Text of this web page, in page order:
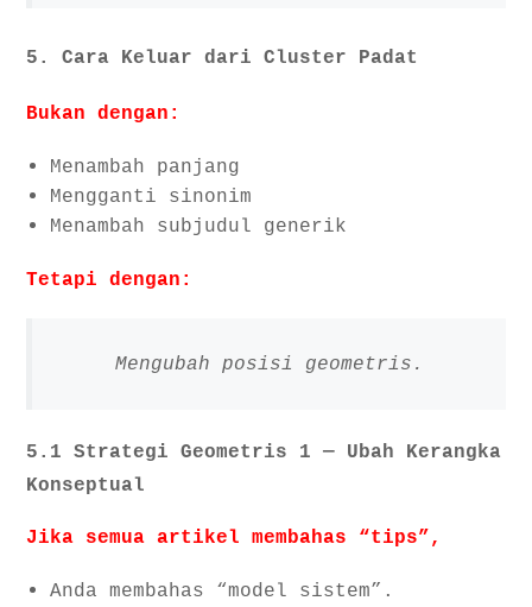
5. Cara Keluar dari Cluster Padat
Bukan dengan:
Menambah panjang
Mengganti sinonim
Menambah subjudul generik
Tetapi dengan:
Mengubah posisi geometris.
5.1 Strategi Geometris 1 — Ubah Kerangka
Konseptual
Jika semua artikel membahas “tips”,
Anda membahas “model sistem”.